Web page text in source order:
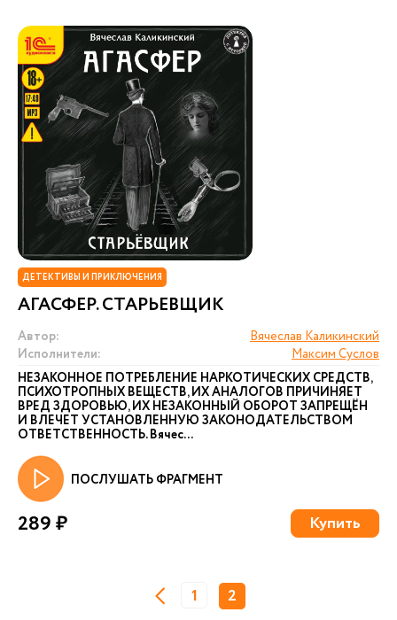
ДЕТЕКТИВЫ И ПРИКЛЮЧЕНИЯ
АГАСФЕР. СТАРЬЕВЩИК
Автор:
Вячеслав Каликинский
Исполнители:
Максим Суслов
НЕЗАКОННОЕ ПОТРЕБЛЕНИЕ НАРКОТИЧЕСКИХ СРЕДСТВ,
ПСИХОТРОПНЫХ ВЕЩЕСТВ, ИХ АНАЛОГОВ ПРИЧИНЯЕТ
ВРЕД ЗДОРОВЬЮ, ИХ НЕЗАКОННЫЙ ОБОРОТ ЗАПРЕЩЁН
И ВЛЕЧЕТ УСТАНОВЛЕННУЮ ЗАКОНОДАТЕЛЬСТВОМ
ОТВЕТСТВЕННОСТЬ. Вячес...
ПОСЛУШАТЬ ФРАГМЕНТ
289 ₽ Купить
1 2